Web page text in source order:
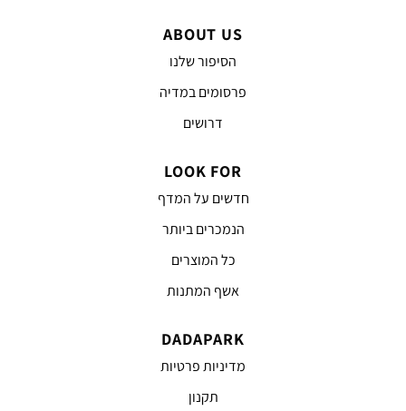
ABOUT US
הסיפור שלנו
פרסומים במדיה
דרושים
LOOK FOR
חדשים על המדף
הנמכרים ביותר
כל המוצרים
אשף המתנות
DADAPARK
מדיניות פרטיות
תקנון